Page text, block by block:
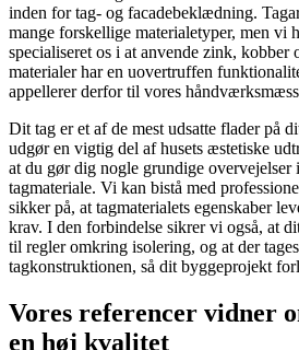
inden for tag- og facadebeklædning.
mange forskellige materialetyper, men vi
specialiseret os i at anvende zink, kobber
materialer har en uovertruffen
appellerer derfor til vores
Dit tag er et af de mest udsatte flader på
udgør en vigtig del af husets æstetiske
at du gør dig nogle grundige
tagmateriale. Vi kan bistå med
sikker på, at tagmaterialets egenskaber
krav. I den forbindelse sikrer vi også, at
til regler omkring isolering, og at der
tagkonstruktionen, så dit byggeprojekt
Vores referencer vidner
en høj kvalitet